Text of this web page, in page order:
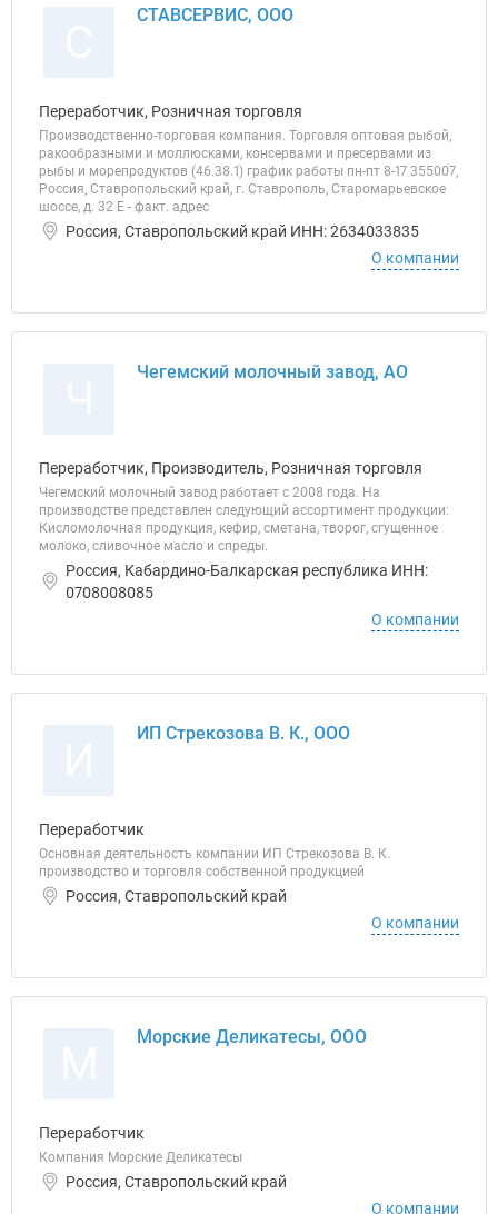
СТАВСЕРВИС, ООО
Переработчик, Розничная торговля
Производственно-торговая компания. Торговля оптовая рыбой,
ракообразными и моллюсками, консервами и пресервами из
рыбы и морепродуктов (46.38.1) график работы пн-пт 8-17 355007,
Россия, Ставропольский край, г. Ставрополь, Старомарьевское
шоссе, д. 32 Е - факт. адрес
Россия, Ставропольский край ИНН: 2634033835
О компании
Чегемский молочный завод, АО
Переработчик, Производитель, Розничная торговля
Чегемский молочный завод работает с 2008 года. На
производстве представлен следующий ассортимент продукции:
Кисломолочная продукция, кефир, сметана, творог, сгущенное
молоко, сливочное масло и спреды.
Россия, Кабардино-Балкарская республика ИНН:
0708008085
О компании
ИП Стрекозова В. К., ООО
Переработчик
Основная деятельность компании ИП Стрекозова В. К.
производство и торговля собственной продукцией
Россия, Ставропольский край
О компании
Морские Деликатесы, ООО
Переработчик
Компания Морские Деликатесы
Россия, Ставропольский край
О компании